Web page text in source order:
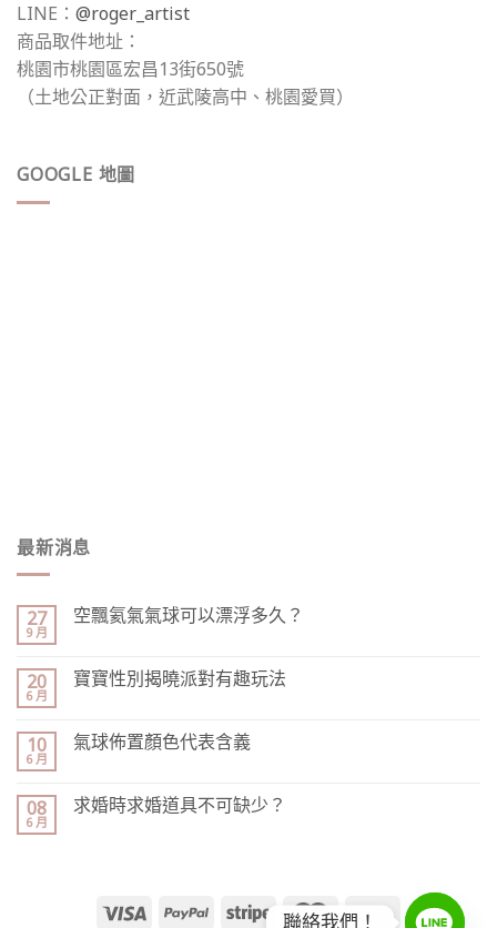
LINE： @roger_artist
商品取件地址：
桃園市桃園區宏昌13街650號
（土地公正對面，近武陵高中、桃園愛買）
GOOGLE 地圖
最新消息
27
9 月
空飄氦氣氣球可以漂浮多久？
20
6 月
寶寶性別揭曉派對有趣玩法
10
6 月
氣球佈置顏色代表含義
08
6 月
求婚時求婚道具不可缺少？
聯絡我們！